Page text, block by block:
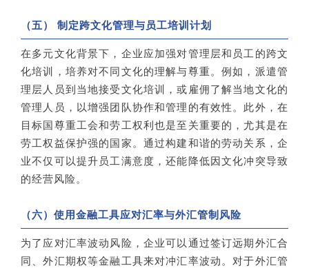
（五） 制定跨文化管理与员工培训计划
在多元文化背景下，企业应加强对管理层和员工的跨文
化培训，培养对不同文化的理解与尊重。例如，派遣管
理层人员到当地接受文化培训，或雇佣了解当地文化的
管理人员，以增强团队协作和管理的有效性。此外，在
目标国尊重工会和劳工权利也是至关重要的，尤其是在
劳工权益保护强的国家。通过构建和谐的劳动关系，企
业不仅可以提升员工满意度，还能降低因文化冲突导致
的经营风险。
（六）使用金融工具应对汇率与外汇管制风险
为了应对汇率波动风险，企业可以通过签订远期外汇合
同、外汇期权等金融工具来对冲汇率波动。对于外汇管